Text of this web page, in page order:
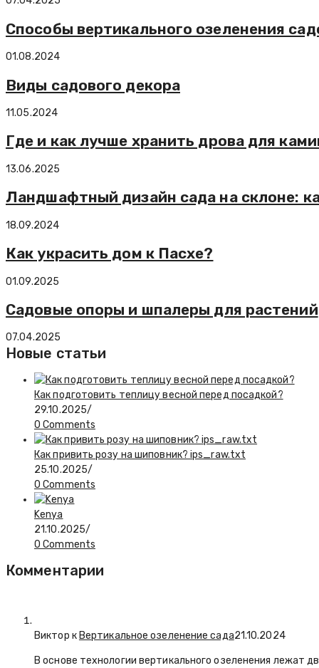
Способы вертикального озеленения
01.08.2024
Виды садового декора
11.05.2024
Где и как лучше хранить дрова для
13.06.2025
Ландшафтный дизайн сада на склоне:
18.09.2024
Как украсить дом к Пасхе?
01.09.2025
Садовые опоры и шпалеры для растений
07.04.2025
Новые статьи
Как подготовить теплицу весной перед посадкой?
29.10.2025/
0 Comments
Как привить розу на шиповник? ips_raw.txt
25.10.2025/
0 Comments
Kenya
21.10.2025/
0 Comments
Комментарии
Виктор к Вертикальное озеленение сада21.10.2024
В основе технологии вертикального озеленения лежат